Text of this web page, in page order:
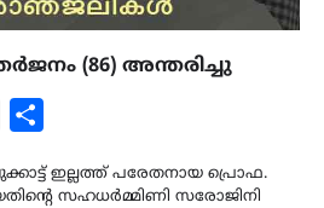
(86) അന്തരിച്ചു
Copy
ഇല്ലത്ത് പരേതനായ പ്രൊഫ.
സഹധർമ്മിണി സരോജിനി